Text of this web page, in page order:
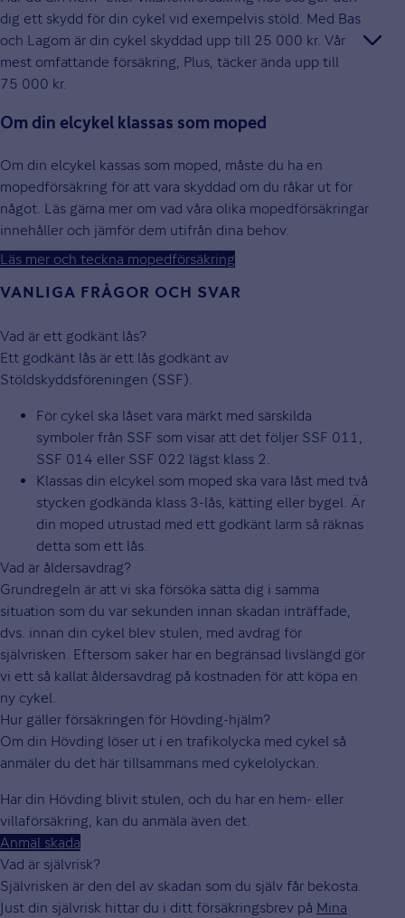
dig ett skydd för din cykel vid exempelvis stöld. Med Bas
och Lagom är din cykel skyddad upp till 25 000 kr. Vår
mest omfattande försäkring, Plus, täcker ända upp till
75 000 kr.
Om din elcykel klassas som moped
Om din elcykel kassas som moped, måste du ha en
mopedförsäkring för att vara skyddad om du råkar ut för
något. Läs gärna mer om vad våra olika mopedförsäkringar
innehåller och jämför dem utifrån dina behov.
Läs mer och teckna mopedförsäkring
VANLIGA FRÅGOR OCH SVAR
Vad är ett godkänt lås?
Ett godkänt lås är ett lås godkänt av
Stöldskyddsföreningen (SSF).
För cykel ska låset vara märkt med särskilda
symboler från SSF som visar att det följer SSF 011,
SSF 014 eller SSF 022 lägst klass 2.
Klassas din elcykel som moped ska vara låst med två
stycken godkända klass 3-lås, kätting eller bygel. Är
din moped utrustad med ett godkänt larm så räknas
detta som ett lås.
Vad är åldersavdrag?
Grundregeln är att vi ska försöka sätta dig i samma
situation som du var sekunden innan skadan inträffade,
dvs. innan din cykel blev stulen, med avdrag för
självrisken. Eftersom saker har en begränsad livslängd gör
vi ett så kallat åldersavdrag på kostnaden för att köpa en
ny cykel.
Hur gäller försäkringen för Hövding-hjälm?
Om din Hövding löser ut i en trafikolycka med cykel så
anmäler du det här tillsammans med cykelolyckan.
Har din Hövding blivit stulen, och du har en hem- eller
villaförsäkring, kan du anmäla även det.
Anmäl skada
Vad är självrisk?
Självrisken är den del av skadan som du själv får bekosta.
Just din självrisk hittar du i ditt försäkringsbrev på Mina